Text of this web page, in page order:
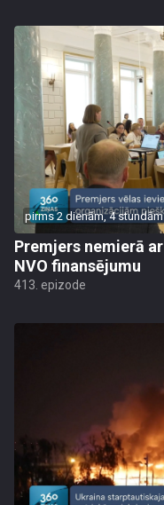
pirms 2 dienām, 4 stundām
Premjers nemierā
NVO finansējumu
413. epizode